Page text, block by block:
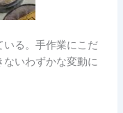
いる。手作業にこだ
いわずかな変動に